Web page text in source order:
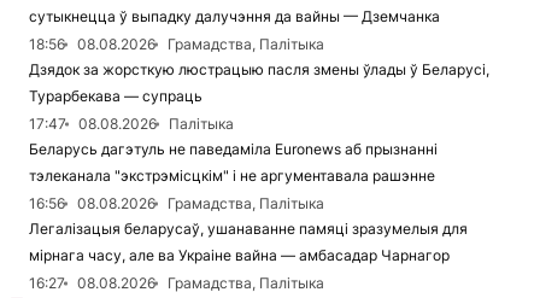
сутыкнецца ў выпадку далучэння да вайны — Дземчанка
18:56
08.08.2026
Грамадства, Палітыка
Дзядок за жорсткую люстрацыю пасля змены ўлады ў Беларусі,
Турарбекава — супраць
17:47
08.08.2026
Палітыка
Беларусь дагэтуль не паведаміла Euronews аб прызнанні
тэлеканала "экстрэмісцкім" і не аргументавала рашэнне
16:56
08.08.2026
Грамадства, Палітыка
Легалізацыя беларусаў, ушанаванне памяці зразумелыя для
мірнага часу, але ва Украіне вайна — амбасадар Чарнагор
16:27
08.08.2026
Грамадства, Палітыка